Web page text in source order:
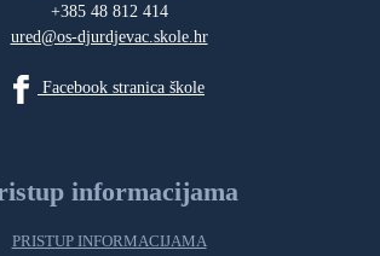
+385 48 812 414
ured@os-djurdjevac.skole.hr
Facebook stranica škole
informacijama
PRISTUP INFORMACIJAMA